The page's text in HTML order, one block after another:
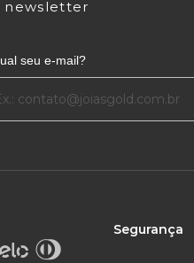
newsletter
seu e-mail?
Segurança